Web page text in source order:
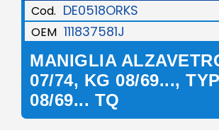
Cod. DE0518ORKS
OEM 111837581J
MANIGLIA
07/74, KG 08/69...,
08/69... TQ